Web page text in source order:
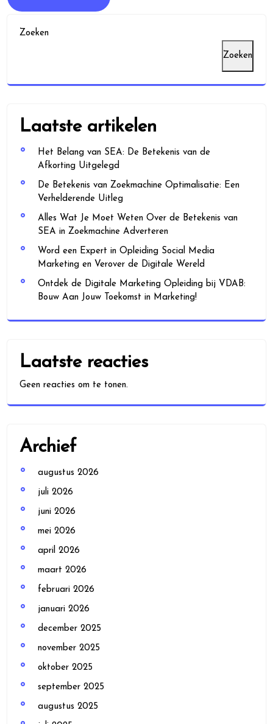
Zoeken
Zoeken
Laatste artikelen
Het Belang van SEA: De Betekenis van de
Afkorting Uitgelegd
De Betekenis van Zoekmachine Optimalisatie: Een
Verhelderende Uitleg
Alles Wat Je Moet Weten Over de Betekenis van
SEA in Zoekmachine Adverteren
Word een Expert in Opleiding Social Media
Marketing en Verover de Digitale Wereld
Ontdek de Digitale Marketing Opleiding bij VDAB:
Bouw Aan Jouw Toekomst in Marketing!
Laatste reacties
Geen reacties om te tonen.
Archief
augustus 2026
juli 2026
juni 2026
mei 2026
april 2026
maart 2026
februari 2026
januari 2026
december 2025
november 2025
oktober 2025
september 2025
augustus 2025